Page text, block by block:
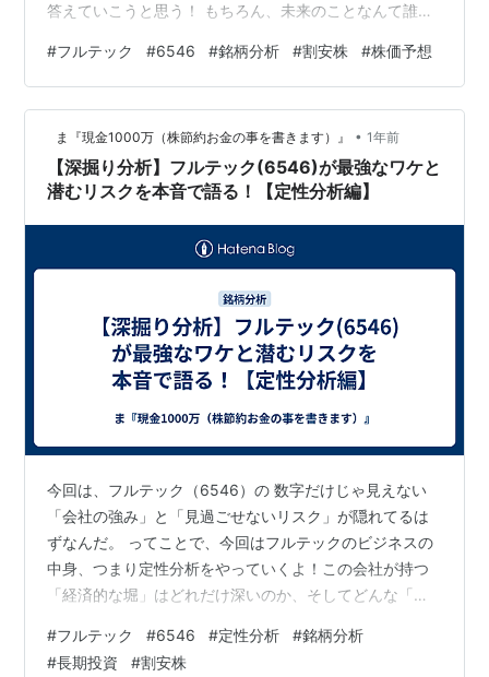
答えていこうと思う！ もちろん、未来のことなんて誰に
「未来のシナリオ」を考えるのが、投資の醍醐味っし
ょ？最後までしっかりついてきてくれよな！ まずは現状
確認！最新決算（2025年12月期 1Q）を速攻レビュー！
未来を語る前に、まずは足元から。先日発表されたばっ
かりの2025年12月期 第1四半期（1Q）決算を見てみよ
う。これが会社の「今」の通信簿だ…
#フルテック #6546 #銘柄分析 #割安株 #株価予想
ま『現金1000万（株節約お金の事を書きます）』 • 1年前
【深掘り分析】フルテック(6546)が最強なワケと
潜むリスクを本音で語る！【定性分析編】
今回は、フルテック（6546）の 数字だけじゃ見えない
「会社の強み」と「見過ごせないリスク」が隠れてるは
ずなんだ。 ってことで、今回はフルテックのビジネスの
中身、つまり定性分析をやっていくよ！この会社が持つ
「経済的な堀」はどれだけ深いのか、そしてどんな「怪
クの「経済的な堀」はどこにある？他社が真似できない
強みとは 「経済的な堀」っていうのは、あのウォーレ
#フルテック #6546 #定性分析 #銘柄分析
#長期投資 #割安株